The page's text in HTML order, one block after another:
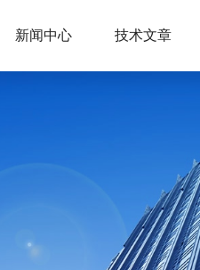
新闻中心 技术文章